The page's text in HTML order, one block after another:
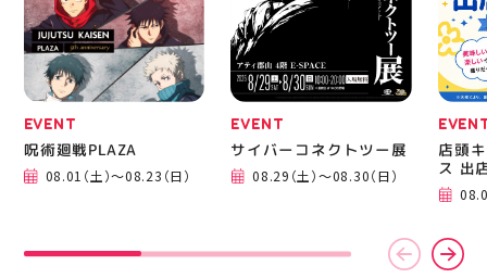
08.01（土）～08.23（日）
08.29（土）～08.30（日）
レンダー
評営業中！
車サービス
専門店対象]
EVENT
呪術廻戦PLAZA
08.01（土）～08.23（日）
EVENT
サイバーコネクトツー展
08.29（土）～08.30（日）
店頭
ス 出